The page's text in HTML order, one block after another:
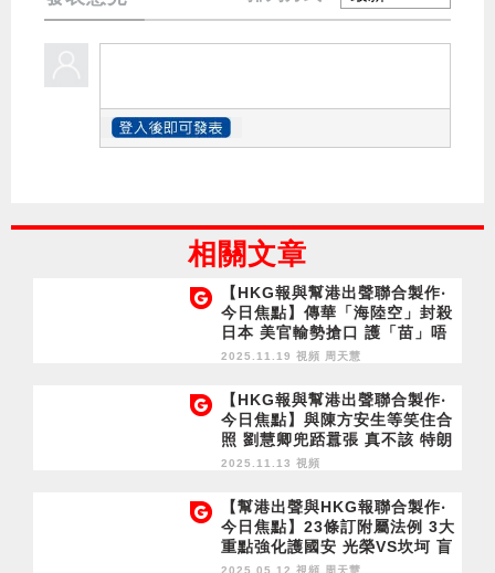
相關文章
【HKG報與幫港出聲聯合製作‧
今日焦點】傳華「海陸空」封殺
日本 美官輸勢搶口 護「苗」唔
自量 再有涉煽不投票被捕 黃黑
2025.11.19 視頻 周天慧
【HKG報與幫港出聲聯合製作‧
今日焦點】與陳方安生等笑住合
照 劉慧卿兜踎囂張 真不該 特朗
普損民主 黃台仰搵嘢賴 拒面對
2025.11.13 視頻
【幫港出聲與HKG報聯合製作‧
今日焦點】23條訂附屬法例 3大
重點強化護國安 光榮VS坎坷 盲
反者永不明白愛國自豪